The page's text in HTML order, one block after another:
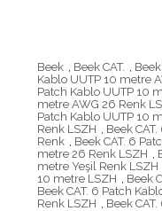
Beek
Beek CAT.
Kablo UUTP 10 metre
Patch Kablo UUTP 10
metre AWG 26 Renk
Patch Kablo UUTP 10
Renk LSZH
Beek
Renk
Beek CAT. 6
metre 26 Renk LSZH
metre Yeşil Renk LSZH
10 metre LSZH
Beek
Beek CAT. 6 Patch
Renk LSZH
Beek